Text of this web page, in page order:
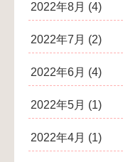
2022年8月 (4)
2022年7月 (2)
2022年6月 (4)
2022年5月 (1)
2022年4月 (1)